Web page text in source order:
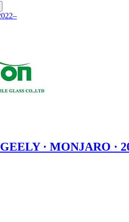
GEELY · MONJARO ·